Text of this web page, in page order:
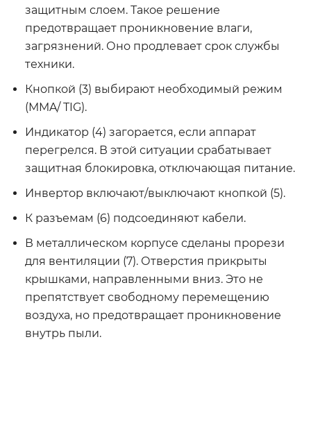
защитным слоем. Такое решение
предотвращает проникновение влаги,
загрязнений. Оно продлевает срок службы
техники.
Кнопкой (3) выбирают необходимый режим
(MMA/ TIG).
Индикатор (4) загорается, если аппарат
перегрелся. В этой ситуации срабатывает
защитная блокировка, отключающая питание.
Инвертор включают/выключают кнопкой (5).
К разъемам (6) подсоединяют кабели.
В металлическом корпусе сделаны прорези
для вентиляции (7). Отверстия прикрыты
крышками, направленными вниз. Это не
препятствует свободному перемещению
воздуха, но предотвращает проникновение
внутрь пыли.